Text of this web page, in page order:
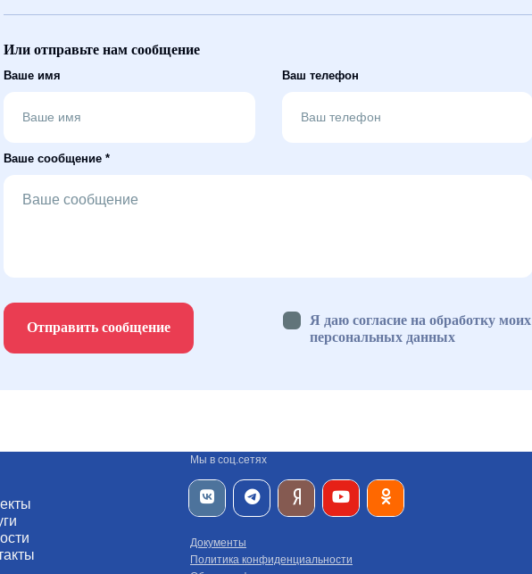
Или отправьте нам сообщение
Ваше имя Ваш телефон
Ваше сообщение *
Отправить сообщение
Я даю согласие на обработку моих
персональных данных
Мы в соц.сетях
Документы
Политика конфиденциальности